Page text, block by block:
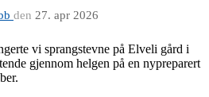
den 27. apr 2026
vi sprangstevne på Elveli gård i
gjennom helgen på en nypreparert